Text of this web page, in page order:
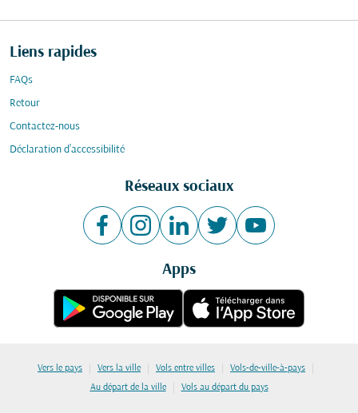
Liens rapides
FAQs
Retour
Contactez-nous
Déclaration d’accessibilité
Réseaux sociaux
Apps
Vers le pays | Vers la ville | Vols entre villes | Vols-de-ville-à-pays |
Au départ de la ville | Vols au départ du pays